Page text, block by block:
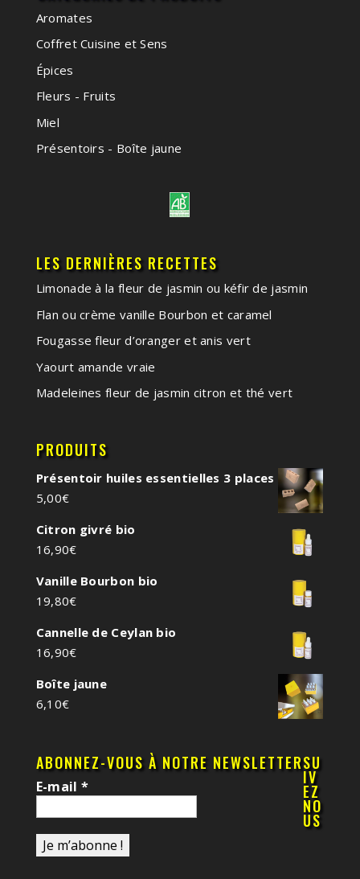
Aromates
Coffret Cuisine et Sens
Épices
Fleurs - Fruits
Miel
Présentoirs - Boîte jaune
LES DERNIÈRES RECETTES
Limonade à la fleur de jasmin ou kéfir de jasmin
Flan ou crème vanille Bourbon et caramel
Fougasse fleur d’oranger et anis vert
Yaourt amande vraie
Madeleines fleur de jasmin citron et thé vert
PRODUITS
Présentoir huiles essentielles 3 places
5,00€
Citron givré bio
16,90€
Vanille Bourbon bio
19,80€
Cannelle de Ceylan bio
16,90€
Boîte jaune
6,10€
ABONNEZ-VOUS À NOTRE NEWSLETTER
E-mail *
SU
IV
EZ
NO
US